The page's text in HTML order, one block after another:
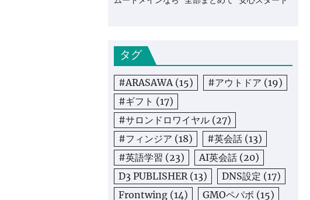
タグ
#ARASAWA(15) #アウトドア (19)
#ギフト (17)
#サロンドロワイヤル (27)
#フィンジア (18) #英会話 (13)
#英語学習 (23) AI英会話 (20)
D3 PUBLISHER(13) DNS設定 (17)
Frontwing (14) GMOペパボ (15)